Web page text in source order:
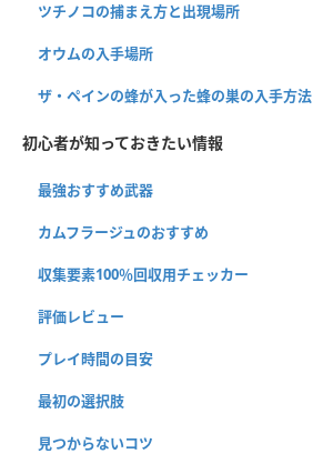
ツチノコの捕まえ方と出現場所
オウムの入手場所
ザ・ペインの蜂が入った蜂の巣の入手方法
初心者が知っておきたい情報
最強おすすめ武器
カムフラージュのおすすめ
収集要素100％回収用チェッカー
評価レビュー
プレイ時間の目安
最初の選択肢
見つからないコツ